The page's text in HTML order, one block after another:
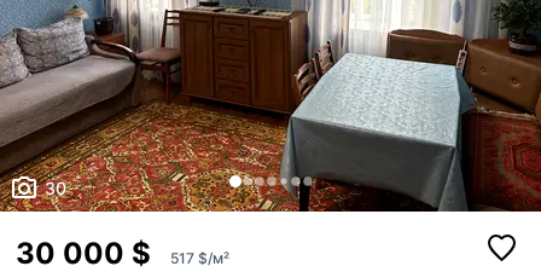
30
30 000 $ 517 $/м²